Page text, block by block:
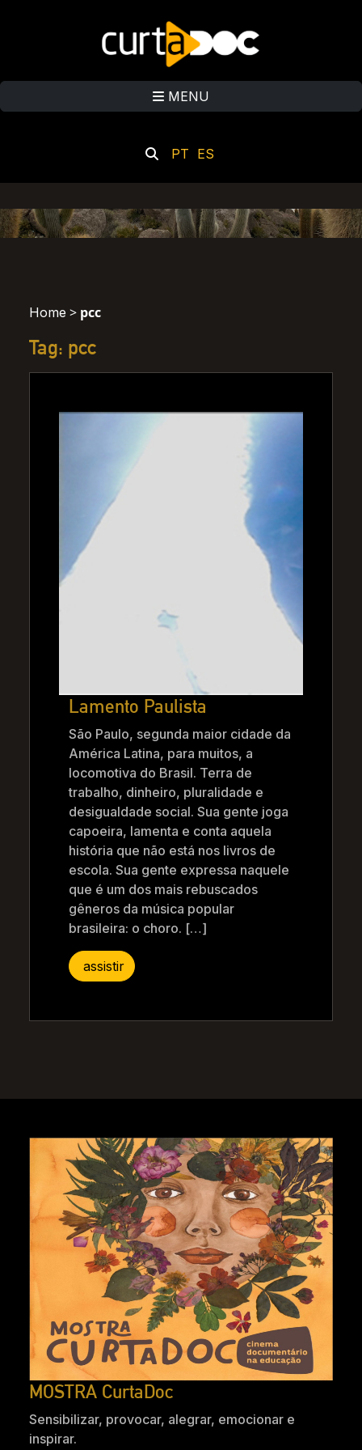
MENU
PT ES
Home > pcc
Tag: pcc
Lamento Paulista
São Paulo, segunda maior cidade da
América Latina, para muitos, a
locomotiva do Brasil. Terra de
trabalho, dinheiro, pluralidade e
desigualdade social. Sua gente joga
capoeira, lamenta e conta aquela
história que não está nos livros de
escola. Sua gente expressa naquele
que é um dos mais rebuscados
gêneros da música popular
brasileira: o choro. […]
assistir
MOSTRA CurtaDoc
Sensibilizar, provocar, alegrar, emocionar e
inspirar.